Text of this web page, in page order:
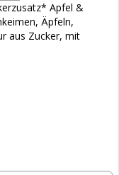
Apfel &
Äpfeln,
aus Zucker, mit